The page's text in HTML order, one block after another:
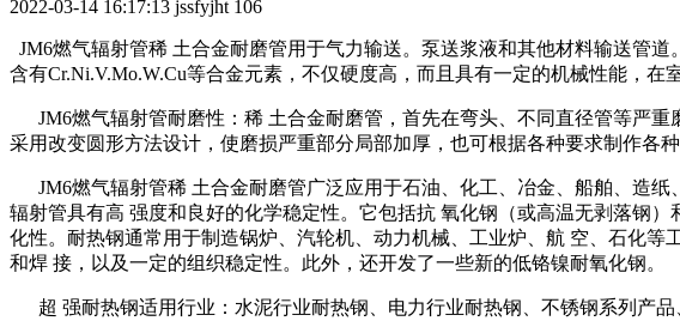
2022-03-14 16:17:13 jssfyjht 106
JM6燃气辐射管稀 土合金耐磨管用于气力输送。泵送浆液和其他材料输送管
含有Cr.Ni.V.Mo.W.Cu等合金元素，不仅硬度高，而且具有一定的机械性能，
JM6燃气辐射管耐磨性：稀 土合金耐磨管，首先在弯头、不同直径管等严重
采用改变圆形方法设计，使磨损严重部分局部加厚，也可根据各种要求制作各
JM6燃气辐射管稀 土合金耐磨管广泛应用于石油、化工、冶金、船舶、造纸
辐射管具有高 强度和良好的化学稳定性。它包括抗 氧化钢（或高温无剥落钢
化性。耐热钢通常用于制造锅炉、汽轮机、动力机械、工业炉、航 空、石化
和焊 接，以及一定的组织稳定性。此外，还开发了一些新的低铬镍耐氧化钢。
超 强耐热钢适用行业：水泥行业耐热钢、电力行业耐热钢、不锈钢系列产